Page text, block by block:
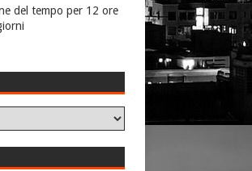
del tempo per 12 ore